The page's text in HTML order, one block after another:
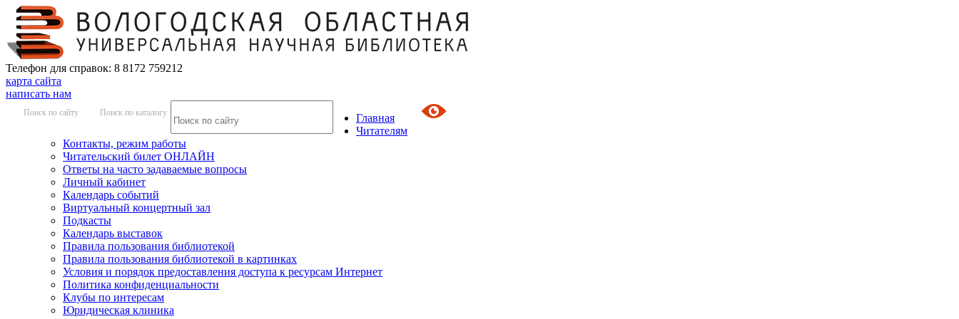
Телефон для справок: 8 8172 759212
карта сайта
написать нам
Поиск по сайту Поиск по каталогу
Главная
Читателям
Контакты, режим работы
Читательский билет ОНЛАЙН
Ответы на часто задаваемые вопросы
Личный кабинет
Календарь событий
Виртуальный концертный зал
Подкасты
Календарь выставок
Правила пользования библиотекой
Правила пользования библиотекой в картинках
Условия и порядок предоставления доступа к ресурсам Интернет
Политика конфиденциальности
Клубы по интересам
Юридическая клиника